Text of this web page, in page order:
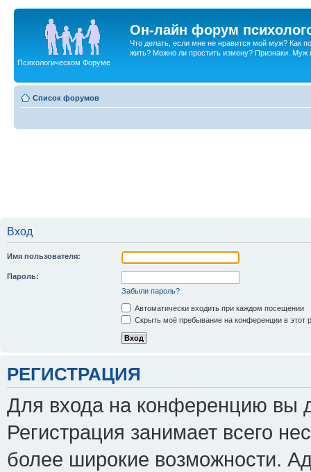
Он-лайн форум
Что делать, если мне не нравится мой муж? Как
жить? Можно ли простить измену? Признаки. Муж
Психологическом Форуме
Список форумов
Вход
Имя пользователя:
Пароль:
Забыли пароль?
Автоматически входить при каждом посещении
Скрыть моё пребывание на конференции в этот
РЕГИСТРАЦИЯ
Для входа на конференцию вы
Регистрация занимает всего
более широкие возможности.